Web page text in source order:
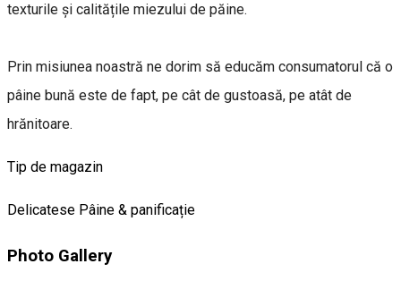
texturile și calitățile miezului de păine.
Prin misiunea noastră ne dorim să educăm consumatorul că o
pâine bună este de fapt, pe cât de gustoasă, pe atât de
hrănitoare.
Tip de magazin
Delicatese Pâine & panificație
Photo Gallery